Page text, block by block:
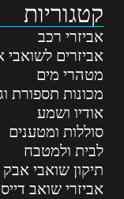
קטגוריות
אביזרי רכב
אביזרים לשואבי
מטהרי מים
מכונות תספורת
אודיו ושמע
סוללות ומטענים
לבית ולמטבח
תיקון שואבי אבק
אביזרי שואב